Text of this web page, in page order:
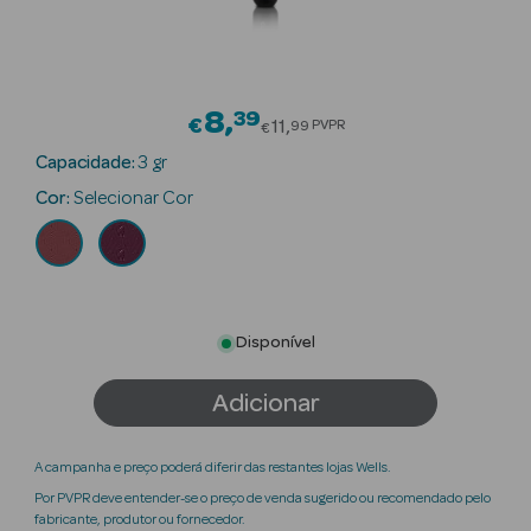
Beauty Season
Beauty Season
Maquilhagem
Nutricosmética
Beauty Season
Beauty Season
€8 39Price reduced from
€11 99 PVPR
Capacidade:3 gr
Cor: Selecionar Cor
Disponível
Adicionar
A campanha e preço poderá diferir das restantes lojas Wells.
Por PVPR deve entender-se o preço de venda sugerido ou recomendado pelo
fabricante, produtor ou fornecedor.